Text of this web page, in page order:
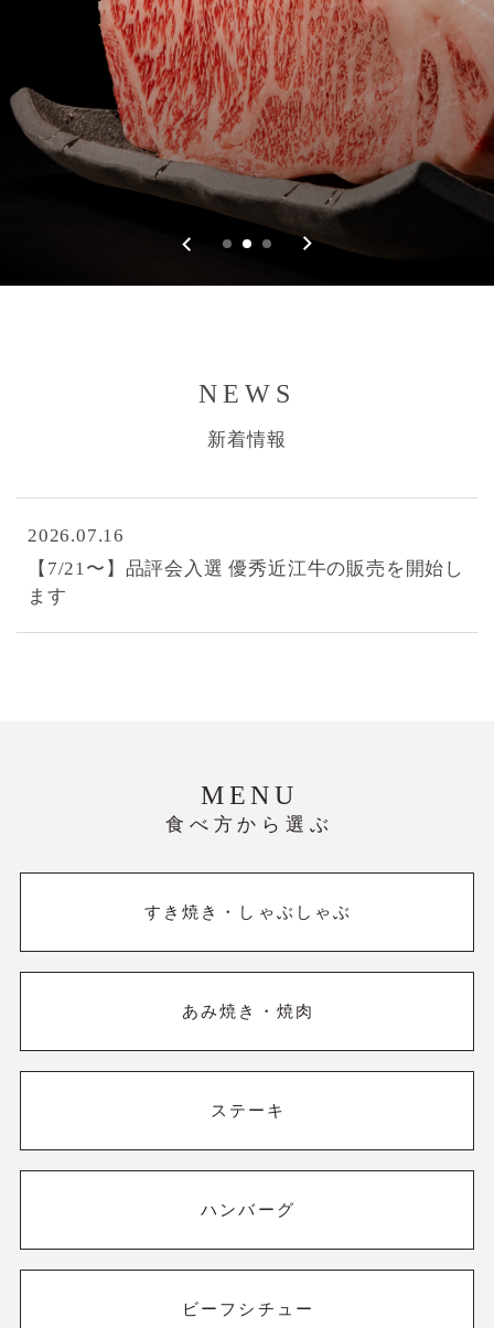
会員情報の引継ぎはこちら
NEWS
新着情報
2026.07.16
【7/21〜】品評会入選 優秀近江牛の販売を開始し
ます
MENU
食べ方から選ぶ
すき焼き・しゃぶしゃぶ
あみ焼き・焼肉
ステーキ
ハンバーグ
ビーフシチュー